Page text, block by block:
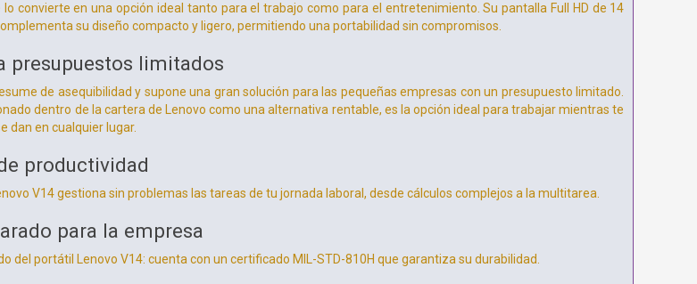
convierte en una opción ideal tanto para el trabajo como para el entretenimiento. Su pantalla Full HD de 14
su diseño compacto y ligero, permitiendo una portabilidad sin compromisos.
presupuestos limitados
de asequibilidad y supone una gran solución para las pequeñas empresas con un presupuesto limitado.
dentro de la cartera de Lenovo como una alternativa rentable, es la opción ideal para trabajar mientras te
dan en cualquier lugar.
productividad
V14 gestiona sin problemas las tareas de tu jornada laboral, desde cálculos complejos a la multitarea.
para la empresa
del portátil Lenovo V14: cuenta con un certificado MIL-STD-810H que garantiza su durabilidad.